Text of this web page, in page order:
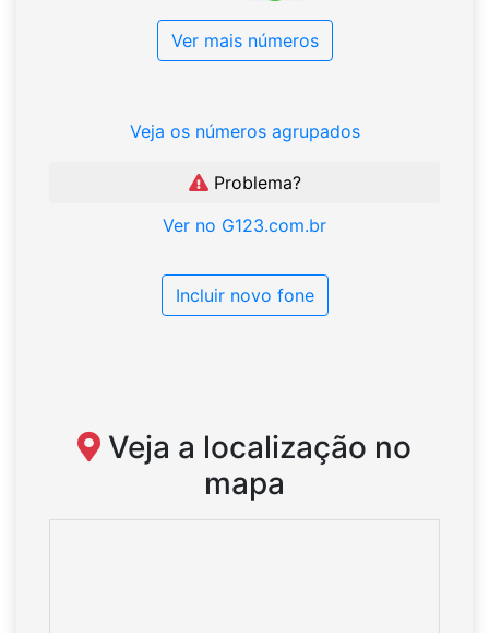
Ver mais números
Veja os números agrupados
Problema?
Ver no G123.com.br
Incluir novo fone
Veja a localização no
mapa